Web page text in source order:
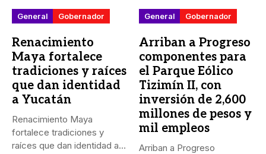
General Gobernador
Renacimiento
Maya fortalece
tradiciones y raíces
que dan identidad
a Yucatán
Renacimiento Maya
fortalece tradiciones y
raíces que dan identidad a
General Gobernador
Arriban a Progreso
componentes para
el Parque Eólico
Tizimín II, con
inversión de 2,600
millones de pesos y
mil empleos
Arriban a Progreso